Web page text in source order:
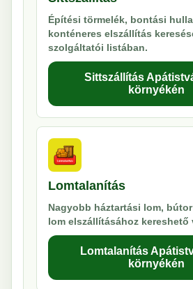
Építési törmelék, bontási
konténeres elszállítás
szolgáltatói listában.
Sittszállítás
környékén
Lomtalanítás
Nagyobb háztartási lom,
lom elszállításához kereshető
Lomtalanítás
környékén